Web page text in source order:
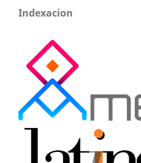
Indexacion